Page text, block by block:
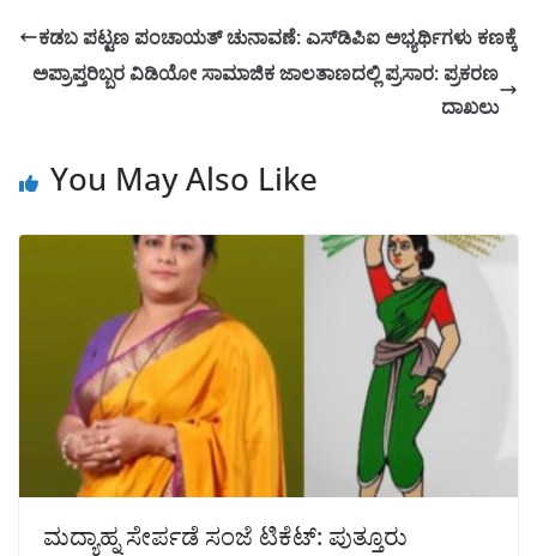
ಕಡಬ ಪಟ್ಟಣ ಪಂಚಾಯತ್ ಚುನಾವಣೆ: ಎಸ್‌ಡಿಪಿಐ ಅಭ್ಯರ್ಥಿಗಳು ಕಣಕ್ಕೆ
ಅಪ್ರಾಪ್ತರಿಬ್ಬರ ವಿಡಿಯೋ ಸಾಮಾಜಿಕ ಜಾಲತಾಣದಲ್ಲಿ ಪ್ರಸಾರ: ಪ್ರಕರಣ
ದಾಖಲು
You May Also Like
ಮದ್ಯಾಹ್ನ ಸೇರ್ಪಡೆ ಸಂಜೆ ಟಿಕೆಟ್: ಪುತ್ತೂರು